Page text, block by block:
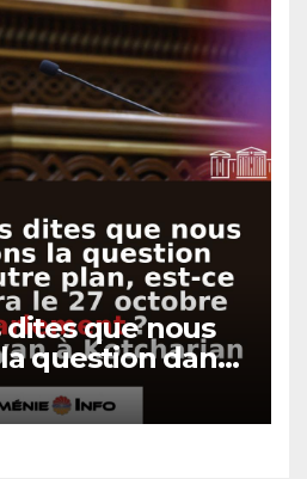
dites que nous
question dans
est-ce que ce
au